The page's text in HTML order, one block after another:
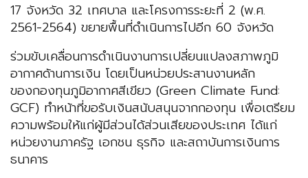
17 จังหวัด 32 เทศบาล และโครงการระยะที่ 2 (พ.ศ.
2561-2564) ขยายพื้นที่ดำเนินการไปอีก 60 จังหวัด
ร่วมขับเคลื่อนการดำเนินงานการเปลี่ยนแปลงสภาพภูมิ
อากาศด้านการเงิน โดยเป็นหน่วยประสานงานหลัก
ของกองทุนภูมิอากาศสีเขียว (Green Climate Fund:
GCF) ทำหน้าที่ขอรับเงินสนับสนุนจากกองทุน เพื่อเตรียม
ความพร้อมให้แก่ผู้มีส่วนได้ส่วนเสียของประเทศ ได้แก่
หน่วยงานภาครัฐ เอกชน ธุรกิจ และสถาบันการเงินการ
ธนาคาร